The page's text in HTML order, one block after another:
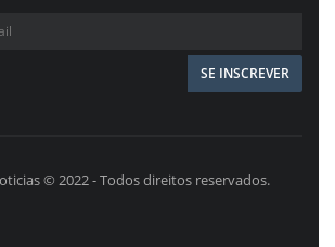
© 2022 - Todos direitos reservados.